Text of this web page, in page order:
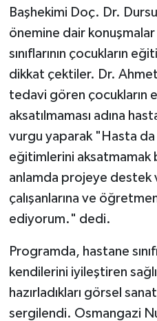
Başhekimi Doç. Dr.
önemine dair
sınıflarının çocukların
dikkat çektiler. Dr.
tedavi gören çocukların
aksatılmaması adına
vurgu yaparak "Hasta da
eğitimlerini aksatmamak
anlamda projeye destek
çalışanlarına ve
ediyorum." dedi.
Programda, hastane
kendilerini iyileştiren
hazırladıkları görsel
sergilendi. Osmangazi